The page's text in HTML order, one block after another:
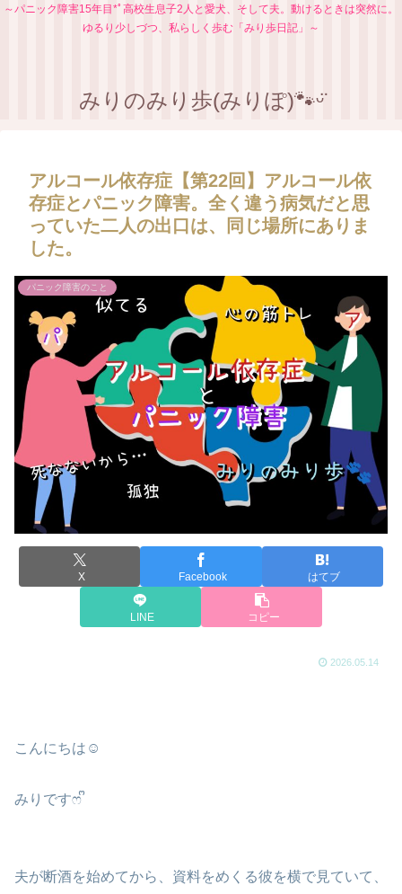
​～パニック障害15年目*ﾟ高校生息子2人と愛犬、そして夫。動けるときは突然に。
ゆるり少しづつ、私らしく歩む「みり歩日記」～
みりのみり歩(みりぽ)🐾ᵕ̈
アルコール依存症【第22回】アルコール依
存症とパニック障害。全く違う病気だと思
っていた二人の出口は、同じ場所にありま
した。
パニック障害のこと
X Facebook はてブ
LINE コピー
2026.05.14
こんにちは☺️
みりですෆ ᩚ
夫が断酒を始めてから、資料をめくる彼を横で見ていて、